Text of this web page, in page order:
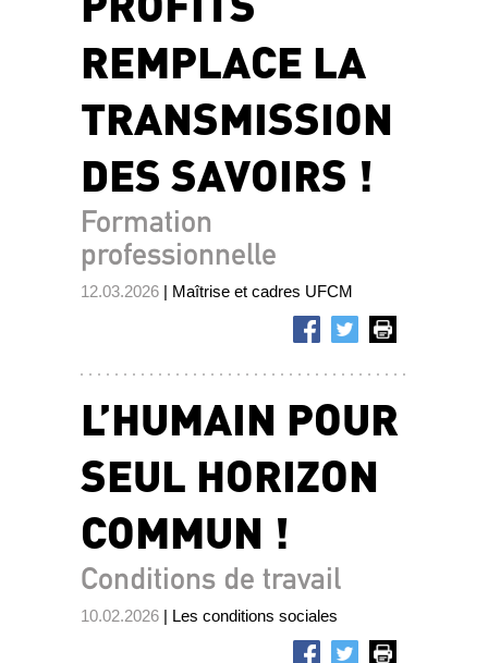
REMPLACE LA
TRANSMISSION
DES SAVOIRS !
Formation
professionnelle
12.03.2026 | Maîtrise et cadres UFCM
L’HUMAIN POUR
SEUL HORIZON
COMMUN !
Conditions de travail
10.02.2026 | Les conditions sociales